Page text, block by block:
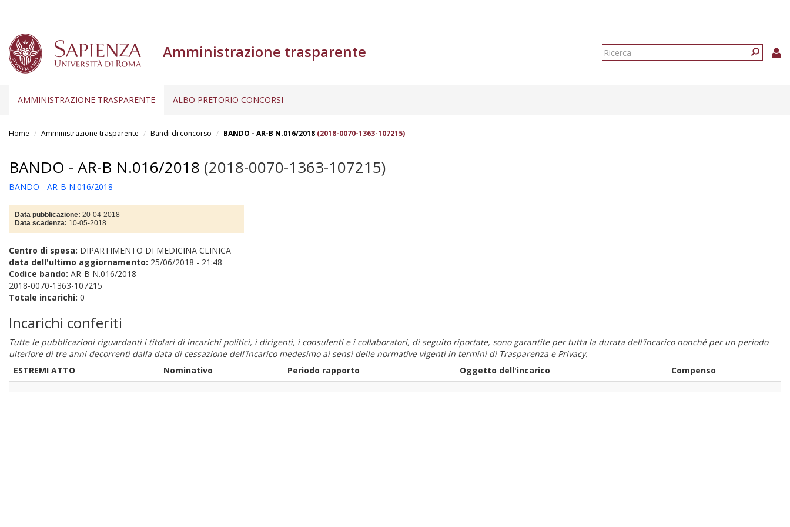
Amministrazione trasparente
Form
AMMINISTRAZIONE TRASPARENTE ALBO PRETORIO CONCORSI
Home Amministrazione trasparente Bandi di concorso BANDO - AR-B N.016/2018 (2018-0070-1363-107215)
BANDO - AR-B N.016/2018 (2018-0070-1363-107215)
BANDO - AR-B N.016/2018
Data pubblicazione: 20-04-2018
Data scadenza: 10-05-2018
Centro di spesa: DIPARTIMENTO DI MEDICINA CLINICA
data dell'ultimo aggiornamento: 25/06/2018 - 21:48
Codice bando: AR-B N.016/2018
2018-0070-1363-107215
Totale incarichi: 0
Incarichi conferiti
Tutte le pubblicazioni riguardanti i titolari di incarichi politici, i dirigenti, i consulenti e i collaboratori, di seguito riportate, sono garantite per tutta la durata dell'incarico nonché per un periodo
ulteriore di tre anni decorrenti dalla data di cessazione dell'incarico medesimo ai sensi delle normative vigenti in termini di Trasparenza e Privacy.
ESTREMI ATTO
Nominativo Periodo rapporto Oggetto dell'incarico Compenso